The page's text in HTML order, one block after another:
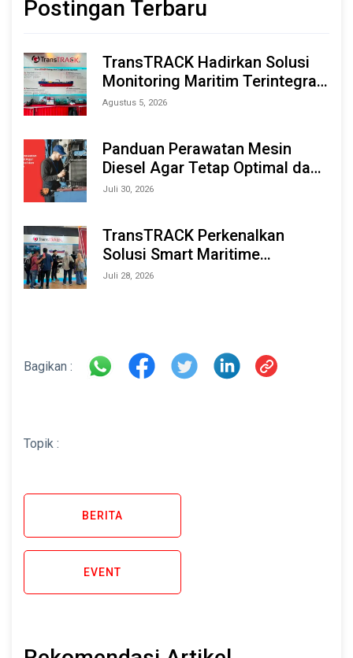
Postingan Terbaru
TransTRACK Hadirkan Solusi
Monitoring Maritim Terintegrasi
Berbasis AI & IoT di Indonesia
2026
Agustus 5, 2026
Panduan Perawatan Mesin
Diesel Agar Tetap Optimal dan
Tahan Lama
Juli 30, 2026
TransTRACK Perkenalkan
Solusi Smart Maritime
Monitoring Berbasis AI dan IoT
Juli 28, 2026
Bagikan :
Topik :
BERITA
EVENT